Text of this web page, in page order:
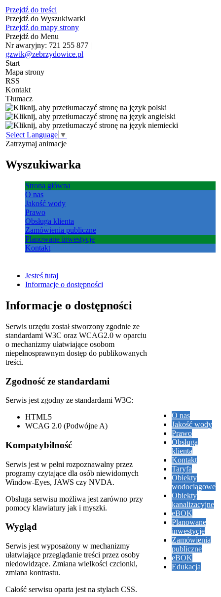
Przejdź do treści
Przejdź do Wyszukiwarki
Przejdź do mapy strony
Przejdź do Menu
Nr awaryjny: 721 255 877 |
gzwik@zebrzydowice.pl
Start
Mapa strony
RSS
Kontakt
Tłumacz
Select Language ▼
Zatrzymaj animacje
Wyszukiwarka
Strona główna
O nas
Jakość wody
Prawo
Obsługa klienta
Zamówienia publiczne
Planowane inwestycje
Kontakt
Jesteś tutaj
Informacje o dostępności
Informacje o dostępności
Serwis urzędu został stworzony zgodnie ze
standardami W3C oraz WCAG2.0 w oparciu
o mechanizmy ułatwiające osobom
niepełnosprawnym dostęp do publikowanych
treści.
Zgodność ze standardami
Serwis jest zgodny ze standardami W3C:
HTML5
WCAG 2.0 (Podwójne A)
Kompatybilność
Serwis jest w pełni rozpoznawalny przez
programy czytające dla osób niewidomych
Window-Eyes, JAWS czy NVDA.
Obsługa serwisu możliwa jest zarówno przy
pomocy klawiatury jak i myszki.
Wygląd
Serwis jest wyposażony w mechanizmy
ułatwiające przeglądanie treści przez osoby
niedowidzące. Zmiana wielkości czcionki,
zmiana kontrastu.
Całość serwisu oparta jest na stylach CSS.
O nas
Jakość wody
Prawo
Obsługa
klienta
Kontakt
Taryfa
Obiekty
wodociągowe
Obiekty
kanalizacyjne
eBOK
Planowane
inwestycje
Zamówienia
publiczne
eBOK
Edukacja